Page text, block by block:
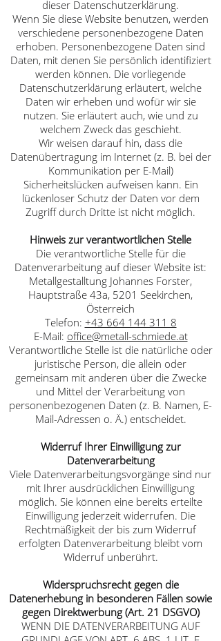
dieser Datenschutzerklärung.
Wenn Sie diese Website benutzen, werden
verschiedene personenbezogene Daten
erhoben. Personenbezogene Daten sind
Daten, mit denen Sie persönlich identifiziert
werden können. Die vorliegende
Datenschutzerklärung erläutert, welche
Daten wir erheben und wofür wir sie
nutzen. Sie erläutert auch, wie und zu
welchem Zweck das geschieht.
Wir weisen darauf hin, dass die
Datenübertragung im Internet (z. B. bei der
Kommunikation per E-Mail)
Sicherheitslücken aufweisen kann. Ein
lückenloser Schutz der Daten vor dem
Zugriff durch Dritte ist nicht möglich.
Hinweis zur verantwortlichen Stelle
Die verantwortliche Stelle für die
Datenverarbeitung auf dieser Website ist:
Metallgestalltung Johannes Forster,
Hauptstraße 43a, 5201 Seekirchen,
Österreich
Telefon: +43 664 144 311 8
E-Mail: office@metall-schmiede.at
Verantwortliche Stelle ist die natürliche oder
juristische Person, die allein oder
gemeinsam mit anderen über die Zwecke
und Mittel der Verarbeitung von
personenbezogenen Daten (z. B. Namen, E-
Mail-Adressen o. Ä.) entscheidet.
Widerruf Ihrer Einwilligung zur
Datenverarbeitung
Viele Datenverarbeitungsvorgänge sind nur
mit Ihrer ausdrücklichen Einwilligung
möglich. Sie können eine bereits erteilte
Einwilligung jederzeit widerrufen. Die
Rechtmäßigkeit der bis zum Widerruf
erfolgten Datenverarbeitung bleibt vom
Widerruf unberührt.
Widerspruchsrecht gegen die
Datenerhebung in besonderen Fällen sowie
gegen Direktwerbung (Art. 21 DSGVO)
WENN DIE DATENVERARBEITUNG AUF